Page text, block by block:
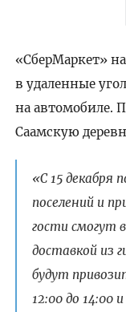
«СберМаркет»
в удаленные
на автомобиле.
Саамскую
«С 15 декабря
поселений и
гости смогут
доставкой из
будут
12:00 до 14:00